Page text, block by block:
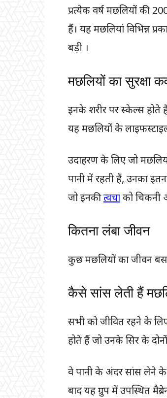
प्रत्येक वर्ष मछलियों की
हैं। यह मछलियां विभिन्न
बड़ी ।
मछलियों का सुरक्षा
इनके शरीर पर स्केल्स
यह मछलियों के
उदाहरण के लिए जो
पानी में रहती हैं, उनका
जो इनकीत्वचाको चिकनी
कितना लंबा जीवन
कुछ मछलियों का जीवन
कैसे सांस लेती हैं
सभी को जीवित रहने के
होते हैं जो उनके सिर के
वे पानी के अंदर सांस लेने
बाद यह ग्रुप में उपस्थित